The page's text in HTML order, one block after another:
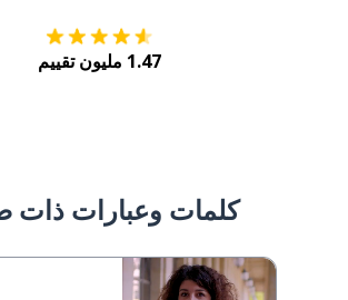
1.47 مليون تقييم
كلمات وعبارات ذات